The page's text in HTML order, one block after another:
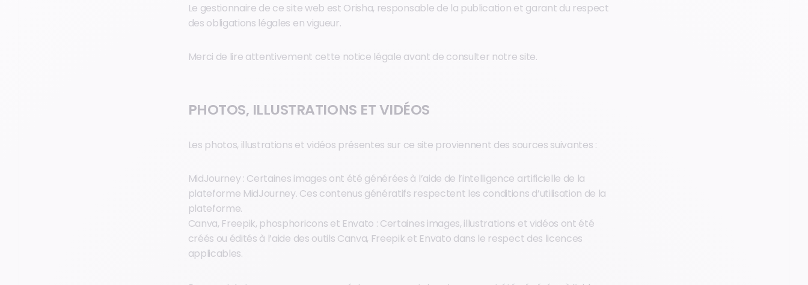
Le gestionnaire de ce site web est Orisha, responsable de la publication et garant du respect
des obligations légales en vigueur.
Merci de lire attentivement cette notice légale avant de consulter notre site.
PHOTOS, ILLUSTRATIONS ET VIDÉOS
Les photos, illustrations et vidéos présentes sur ce site proviennent des sources suivantes :
MidJourney : Certaines images ont été générées à l’aide de l’intelligence artificielle de la
plateforme MidJourney. Ces contenus génératifs respectent les conditions d’utilisation de la
plateforme.
Canva, Freepik, phosphoricons et Envato : Certaines images, illustrations et vidéos ont été
créés ou édités à l’aide des outils Canva, Freepik et Envato dans le respect des licences
applicables.